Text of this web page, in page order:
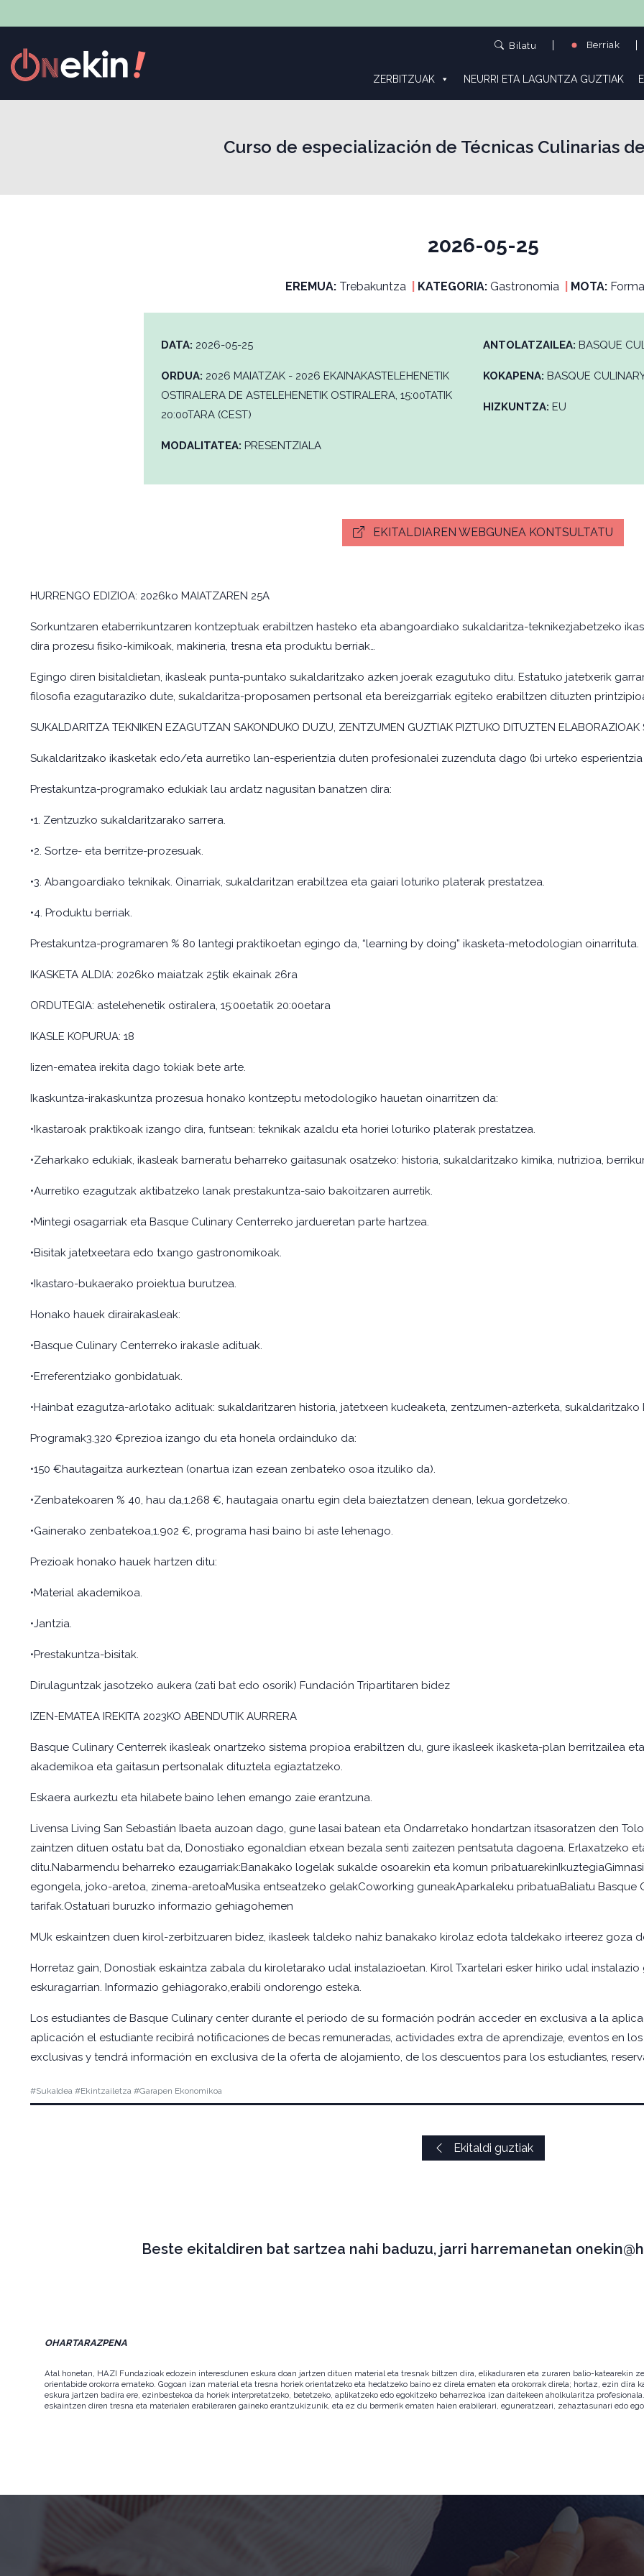
Bilatu Berriak
ZERBITZUAK NEURRI ETA LAGUNTZA GUZTIAK
Curso de especialización de Técnicas Culinarias
2026-05-25
EREMUA: Trebakuntza KATEGORIA: Gastronomia MOTA:
DATA: 2026-05-25
ORDUA: 2026 MAIATZAK - 2026 EKAINAKASTELEHENETIK
OSTIRALERA DE ASTELEHENETIK OSTIRALERA, 15:00TATIK
20:00TARA (CEST)
MODALITATEA: PRESENTZIALA
ANTOLATZAILEA: BASQUE
KOKAPENA: BASQUE
HIZKUNTZA: EU
EKITALDIAREN WEBGUNEA KONTSULTATU
HURRENGO EDIZIOA: 2026ko MAIATZAREN 25A
Sorkuntzaren etaberrikuntzaren kontzeptuak erabiltzen hasteko eta abangoardiako sukaldaritza-teknikezjabetzeko
dira prozesu fisiko-kimikoak, makineria, tresna eta produktu berriak…
Egingo diren bisitaldietan, ikasleak punta-puntako sukaldaritzako azken joerak ezagutuko ditu. Estatuko jatetxerik
filosofia ezagutaraziko dute, sukaldaritza-proposamen pertsonal eta bereizgarriak egiteko erabiltzen dituzten
SUKALDARITZA TEKNIKEN EZAGUTZAN SAKONDUKO DUZU, ZENTZUMEN GUZTIAK PIZTUKO DITUZTEN ELABORAZIOAK
Sukaldaritzako ikasketak edo/eta aurretiko lan-esperientzia duten profesionalei zuzenduta dago (bi urteko
Prestakuntza-programako edukiak lau ardatz nagusitan banatzen dira:
•1. Zentzuzko sukaldaritzarako sarrera.
•2. Sortze- eta berritze-prozesuak.
•3. Abangoardiako teknikak. Oinarriak, sukaldaritzan erabiltzea eta gaiari loturiko platerak prestatzea.
•4. Produktu berriak.
Prestakuntza-programaren % 80 lantegi praktikoetan egingo da, “learning by doing” ikasketa-metodologian oinarrituta.
IKASKETA ALDIA: 2026ko maiatzak 25tik ekainak 26ra
ORDUTEGIA: astelehenetik ostiralera, 15:00etatik 20:00etara
IKASLE KOPURUA: 18
Iizen-ematea irekita dago tokiak bete arte.
Ikaskuntza-irakaskuntza prozesua honako kontzeptu metodologiko hauetan oinarritzen da:
•Ikastaroak praktikoak izango dira, funtsean: teknikak azaldu eta horiei loturiko platerak prestatzea.
•Zeharkako edukiak, ikasleak barneratu beharreko gaitasunak osatzeko: historia, sukaldaritzako kimika, nutrizioa,
•Aurretiko ezagutzak aktibatzeko lanak prestakuntza-saio bakoitzaren aurretik.
•Mintegi osagarriak eta Basque Culinary Centerreko jardueretan parte hartzea.
•Bisitak jatetxeetara edo txango gastronomikoak.
•Ikastaro-bukaerako proiektua burutzea.
Honako hauek dirairakasleak:
•Basque Culinary Centerreko irakasle adituak.
•Erreferentziako gonbidatuak.
•Hainbat ezagutza-arlotako adituak: sukaldaritzaren historia, jatetxeen kudeaketa, zentzumen-azterketa,
Programak3.320 €prezioa izango du eta honela ordainduko da:
•150 €hautagaitza aurkeztean (onartua izan ezean zenbateko osoa itzuliko da).
•Zenbatekoaren % 40, hau da,1.268 €, hautagaia onartu egin dela baieztatzen denean, lekua gordetzeko.
•Gainerako zenbatekoa,1.902 €, programa hasi baino bi aste lehenago.
Prezioak honako hauek hartzen ditu:
•Material akademikoa.
•Jantzia.
•Prestakuntza-bisitak.
Dirulaguntzak jasotzeko aukera (zati bat edo osorik) Fundación Tripartitaren bidez
IZEN-EMATEA IREKITA 2023KO ABENDUTIK AURRERA
Basque Culinary Centerrek ikasleak onartzeko sistema propioa erabiltzen du, gure ikasleek ikasketa-plan berritzailea
akademikoa eta gaitasun pertsonalak dituztela egiaztatzeko.
Eskaera aurkeztu eta hilabete baino lehen emango zaie erantzuna.
Livensa Living San Sebastián Ibaeta auzoan dago, gune lasai batean eta Ondarretako hondartzan itsasoratzen den
zaintzen dituen ostatu bat da, Donostiako egonaldian etxean bezala senti zaitezen pentsatuta dagoena. Erlaxatzeko
ditu.Nabarmendu beharreko ezaugarriak:Banakako logelak sukalde osoarekin eta komun
egongela, joko-aretoa, zinema-aretoaMusika entseatzeko gelakCoworking guneakAparkaleku pribatuaBaliatu Basque
tarifak.Ostatuari buruzko informazio gehiagohemen
MUk eskaintzen duen kirol-zerbitzuaren bidez, ikasleek taldeko nahiz banakako kirolaz edota taldekako irteerez goza
Horretaz gain, Donostiak eskaintza zabala du kiroletarako udal instalazioetan. Kirol Txartelari esker hiriko udal
eskuragarrian. Informazio gehiagorako,erabili ondorengo esteka.
Los estudiantes de Basque Culinary center durante el periodo de su formación podrán acceder en exclusiva a la
aplicación el estudiante recibirá notificaciones de becas remuneradas, actividades extra de aprendizaje, eventos en
exclusivas y tendrá información en exclusiva de la oferta de alojamiento, de los descuentos para los estudiantes,
#Sukaldea #Ekintzailetza #Garapen Ekonomikoa
Ekitaldi guztiak
Beste ekitaldiren bat sartzea nahi baduzu, jarri harremanetan
OHARTARAZPENA
Atal honetan, HAZI Fundazioak edozein interesdunen eskura doan jartzen dituen material eta tresnak biltzen dira, elikaduraren eta zuraren balio-katearekin
orientabide orokorra emateko. Gogoan izan material eta tresna horiek orientatzeko eta hedatzeko baino ez direla ematen eta orokorrak direla; hortaz, ezin
eskura jartzen badira ere, ezinbestekoa da horiek interpretatzeko, betetzeko, aplikatzeko edo egokitzeko beharrezkoa izan daitekeen aholkularitza
eskaintzen diren tresna eta materialen erabileraren gaineko erantzukizunik, eta ez du bermerik ematen haien erabilerari, eguneratzeari, zehaztasunari edo